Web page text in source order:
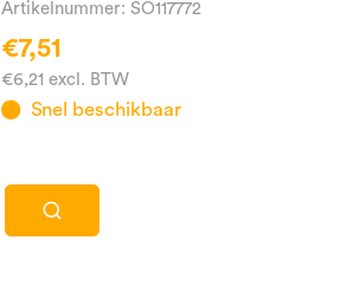
Artikelnummer: SO117772
€7,51
€6,21 excl. BTW
Snel beschikbaar